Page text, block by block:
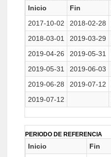
Inicio Fin
2017-10-02
2018-02-28
2018-03-01
2019-03-29
2019-04-26
2019-05-31
2019-05-31
2019-06-03
2019-06-28
2019-07-12
2019-07-12
PERIODO DE REFERENCIA
Inicio Fin